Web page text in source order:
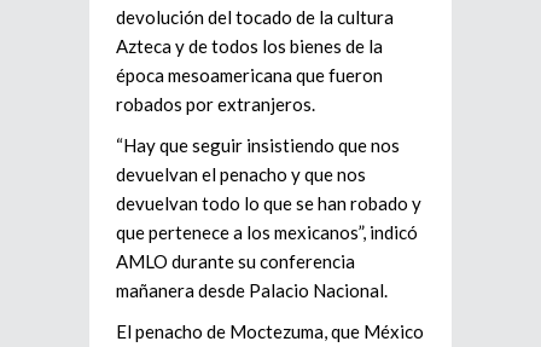
devolución del tocado de la cultura
Azteca y de todos los bienes de la
época mesoamericana que fueron
robados por extranjeros.
“Hay que seguir insistiendo que nos
devuelvan el penacho y que nos
devuelvan todo lo que se han robado y
que pertenece a los mexicanos”, indicó
AMLO durante su conferencia
mañanera desde Palacio Nacional.
El penacho de Moctezuma, que México